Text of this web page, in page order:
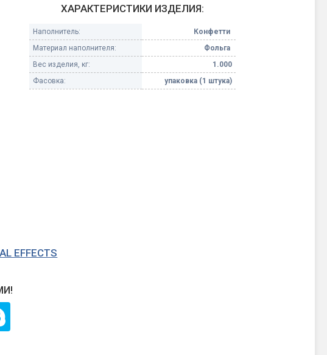
малые
большие
шары
Небесные фонарики
Оборудование для
ХАРАКТЕРИСТИКИ ИЗДЕЛИЯ:
Наполнитель:
Конфетти
Материал наполнителя:
Фольга
Вес изделия, кг:
1.000
Фасовка:
упаковка (1 штука)
EFFECTS